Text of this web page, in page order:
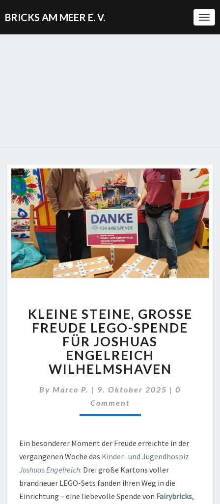
BRICKS AM MEER E. V.
STEINE,
GROSSE F
REUDE L
EGO-S
PENDE F
ÜR J
NGELREICH W
ILHELMSHAVEN
KLEINE STEINE, GROSSE F
REUDE LEGO-SPENDE F
ÜR JOSHUAS E
NGELREICH W
ILHELMSHAVEN
By Marco P. | 9. Oktober 2025 | Comments
0
Comment
Ein besonderer Moment der Freude erreichte in der
vergangenen Woche das Kinder- und Jugendhospiz
Joshuas Engelreich: Drei große Kartons voller
brandneuer LEGO-Sets fanden ihren Weg in die
Einrichtung – eine liebevolle Spende von Fairybricks,